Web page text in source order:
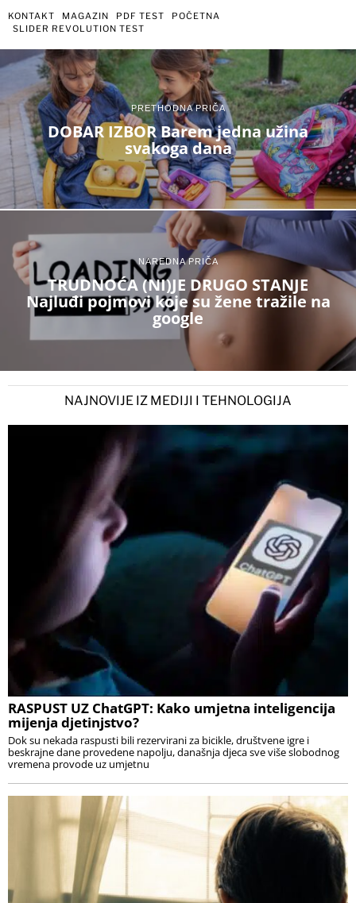
KONTAKT MAGAZIN PDF TEST
POČETNA
SLIDER REVOLUTION TEST
PRETHODNA PRIČA
DOBAR IZBOR Barem jedna užina
svakoga dana
NAREDNA PRIČA
TRUDNOĆA (NI)JE DRUGO STANJE
Najluđi pojmovi koje su žene tražile na
google
NAJNOVIJE IZ MEDIJI I TEHNOLOGIJA
RASPUST UZ ChatGPT: Kako umjetna inteligencija
mijenja djetinjstvo?
Dok su nekada raspusti bili rezervirani za bicikle, društvene igre i
beskrajne dane provedene napolju, današnja djeca sve više slobodnog
vremena provode uz umjetnu